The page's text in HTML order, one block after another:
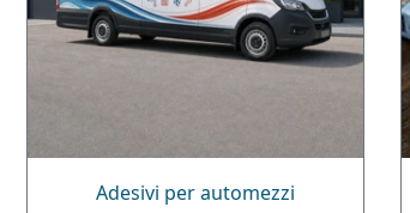
Adesivi per automezzi